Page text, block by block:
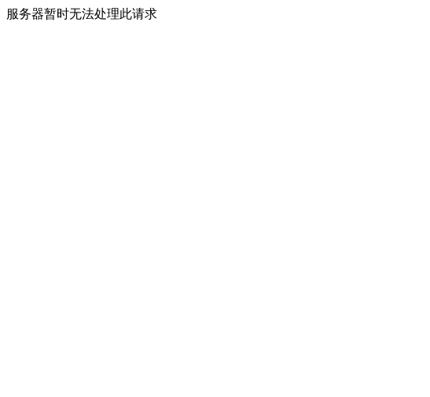
服务器暂时无法处理此请求